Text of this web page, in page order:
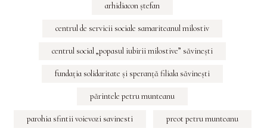
arhidiacon ştefan
centrul de servicii sociale samariteanul milostiv
centrul social „popasul iubirii milostive” săvineşti
fundaţia solidaritate şi speranţă filiala săvineşti
părintele petru munteanu
parohia sfintii voievozi savinesti preot petru munteanu